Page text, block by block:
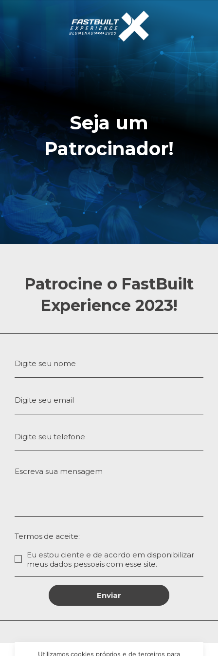
FASTBUILT
EXPERIENCE
Seja um
Patrocinador!
Patrocine o FastBuilt
Experience 2023!
Termos de aceite:
Eu estou ciente e de acordo em disponibilizar
meus dados pessoais com esse site.
Enviar
Utilizamos cookies próprios e de terceiros para